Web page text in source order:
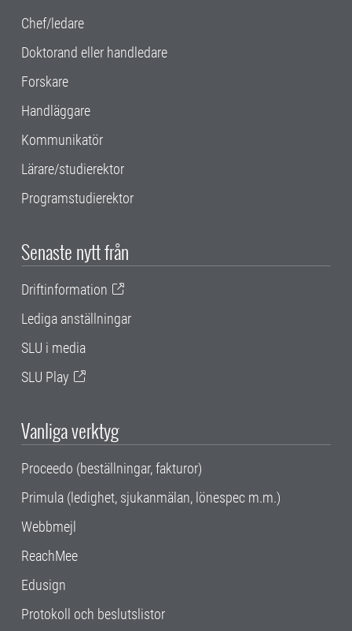
Chef/ledare
Doktorand eller handledare
Forskare
Handläggare
Kommunikatör
Lärare/studierektor
Programstudierektor
Senaste nytt från
Driftinformation
Lediga anställningar
SLU i media
SLU Play
Vanliga verktyg
Proceedo (beställningar, fakturor)
Primula (ledighet, sjukanmälan, lönespec m.m.)
Webbmejl
ReachMee
Edusign
Protokoll och beslutslistor